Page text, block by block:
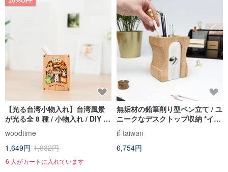
【光る台湾小物入れ】台湾風景
が光る全 8 種 / 小物入れ / DIY /
ナイトライト
woodtime
1,649円 1,832円
6 人がカートに入れています
無垢材の鉛筆削り型ペン立て / ユ
ニークなデスクトップ収納 *イギ
リス輸入 台湾出荷*
if-taiwan
6,754円